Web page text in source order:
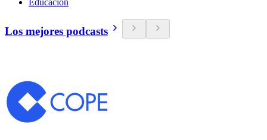
Educación
Los mejores podcasts